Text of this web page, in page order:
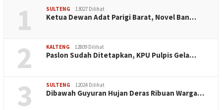
1 SULTENG 13027 Dilihat
Ketua Dewan Adat Parigi Barat, Novel Ban…
2 KALTENG 12809 Dilihat
Paslon Sudah Ditetapkan, KPU Pulpis Gela…
3 SULTENG 12024 Dilihat
Dibawah Guyuran Hujan Deras Ribuan Warga…